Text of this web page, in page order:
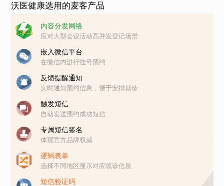
沃医健康选用的麦客产品
内容分发网络
应对大型会议活动高并发登记场景
嵌入微信平台
在微信内进行挂号预约
反馈提醒通知
实时通知预约信息，便于安排就诊
触发短信
自动发送预约成功短信
专属短信签名
体现官方品牌权威
逻辑表单
选择不同地区显示对应就诊信息
短信验证码